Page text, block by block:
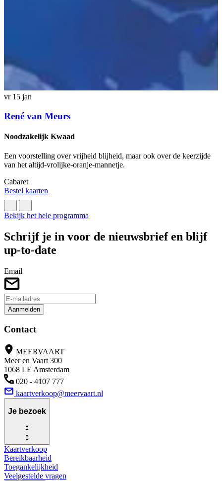
vr 15 jan
René van Meurs
Noodzakelijk Kwaad
Een voorstelling over vrijheid blijheid, maar ook over de keerzijde
van het altijd-vrolijke-oranje-mannetje.
Cabaret
Bestel kaarten
Bekijk het hele programma
Schrijf je in voor de nieuwsbrief en blijf
up-to-date
Email
Aanmelden
Contact
MEERVAART
Meer en Vaart 300
1068 LE Amsterdam
020 - 4107 777
kaartverkoop@meervaart.nl
Je bezoek
Kaartverkoop
Bereikbaarheid
Toegankelijkheid
Veelgestelde vragen